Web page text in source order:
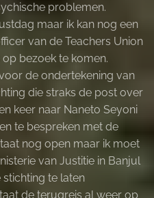
problemen.
maar ik kan nog een
van de Teachers Union
bezoek te komen.
de ondertekening van
die straks de post over
keer naar Naneto Seyoni
te bespreken met de
nog open maar ik moet
van Justitie in Banjul
te laten
de terugreis al weer op